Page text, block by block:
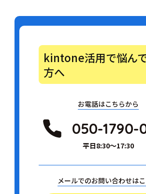
kintone活用で悩ん
方へ
お電話はこちらから
050-1790-
平日8:30～17:30
メールでのお問い合わせは